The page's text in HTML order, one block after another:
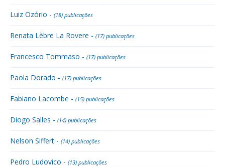
Luiz Ozório - (18) publicações
Renata Lèbre La Rovere - (17) publicações
Francesco Tommaso - (17) publicações
Paola Dorado - (17) publicações
Fabiano Lacombe - (15) publicações
Diogo Salles - (14) publicações
Nelson Siffert - (14) publicações
Pedro Ludovico - (13) publicações